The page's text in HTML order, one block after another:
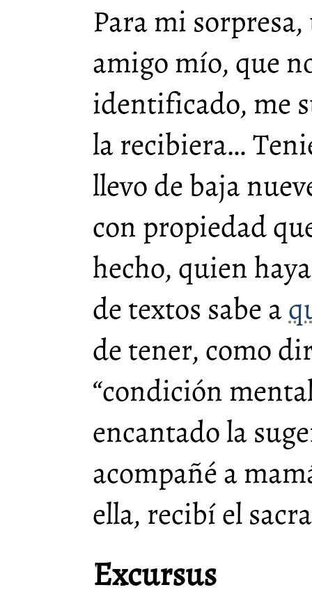
Para mi
amigo mío, que
identificado, me
la recibiera…
llevo de baja
con propiedad
hecho, quien
de textos sabe a
de tener, como
“condición
encantado la
acompañé a
ella, recibí el
Excursus